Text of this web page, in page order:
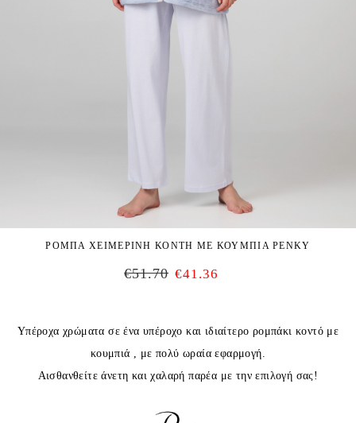
ΡΟΜΠΑ ΧΕΙΜΕΡΙΝΗ ΚΟΝΤΗ ΜΕ ΚΟΥΜΠΙΑ PENKY
€51.70 €41.36
Υπέροχα χρώματα σε ένα υπέροχο και ιδιαίτερο ρομπάκι κοντό με
κουμπιά , με πολύ ωραία εφαρμογή.
Αισθανθείτε άνετη και χαλαρή παρέα με την επιλογή σας!